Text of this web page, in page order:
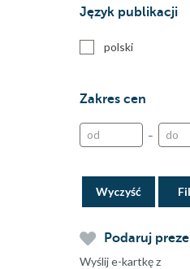
Język publikacji
polski
Zakres cen
–
Wyczyść
Podaruj
Wyślij e-kartkę z